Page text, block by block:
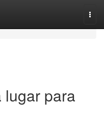
lugar para